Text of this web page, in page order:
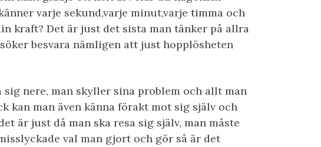
varje sekund,varje minut,varje timma och
kraft? Det är just det sista man tänker på allra
besvara nämligen att just hopplösheten
nere, man skyller sina problem och allt man
kan man även känna förakt mot sig själv och
är just då man ska resa sig själv, man måste
val man gjort och gör så är det